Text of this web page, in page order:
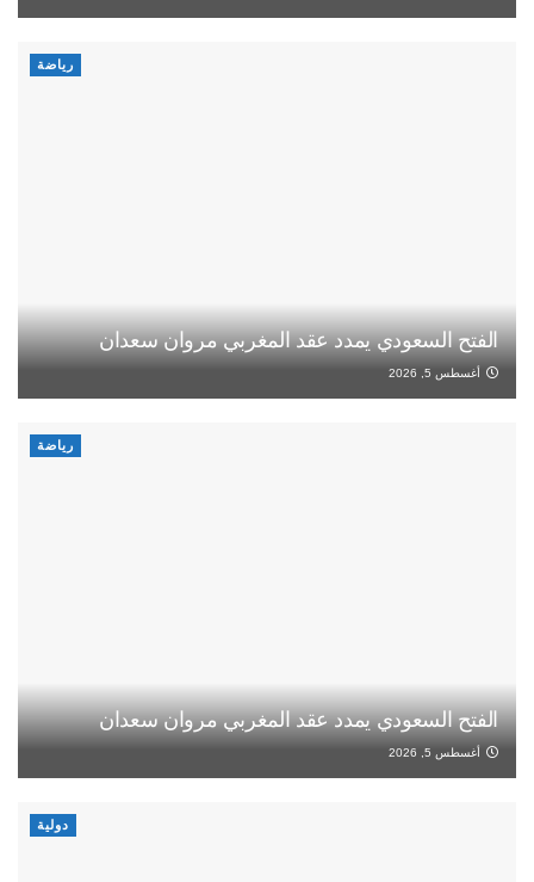
رياضة
الفتح السعودي يمدد عقد المغربي مروان سعدان
أغسطس 5, 2026
رياضة
الفتح السعودي يمدد عقد المغربي مروان سعدان
أغسطس 5, 2026
دولية